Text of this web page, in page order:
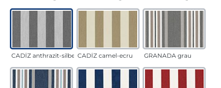
CADÍZ anthrazit-silber CADÍZ camel-ecru GRANADA grau